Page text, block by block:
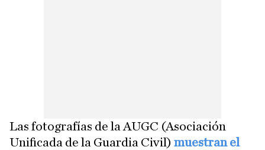
Las fotografías de la AUGC (Asociación
Unificada de la Guardia Civil) muestran el